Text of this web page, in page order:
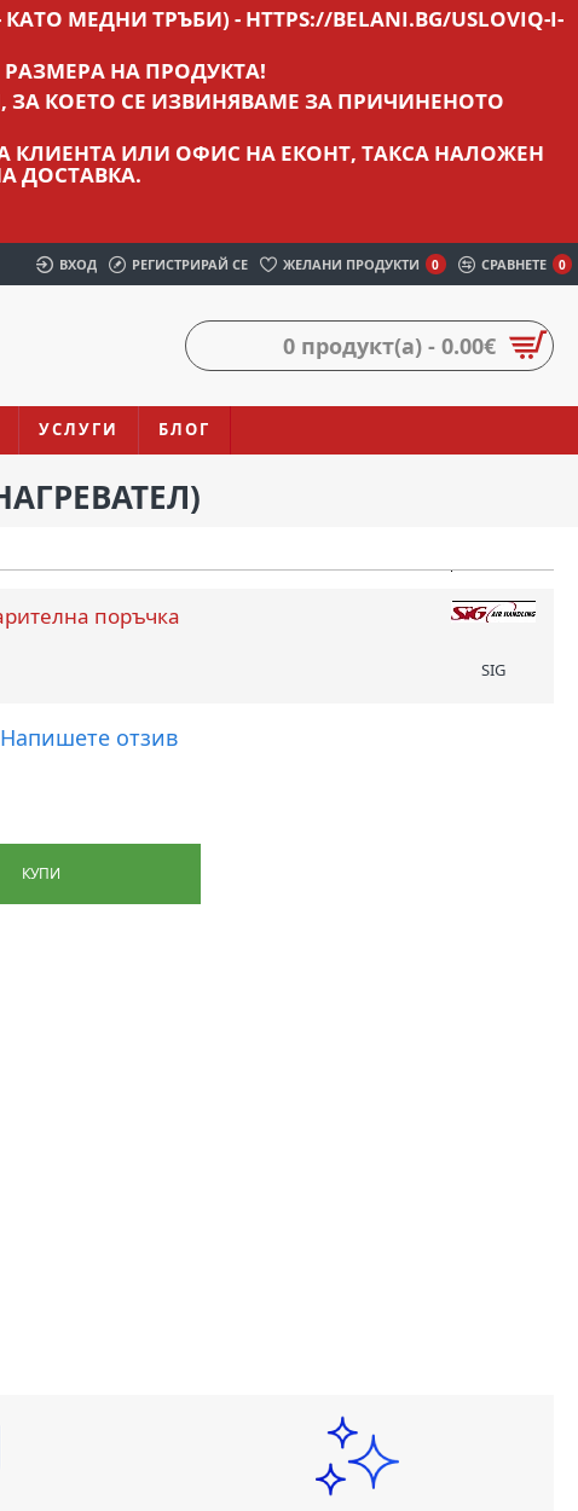
МЕДНИ ТРЪБИ) - HTTPS://BELANI.BG/USLOVIQ-I-
НА ПРОДУКТА!
КОЕТО СЕ ИЗВИНЯВАМЕ ЗА ПРИЧИНЕНОТО
КЛИЕНТА ИЛИ ОФИС НА ЕКОНТ, ТАКСА НАЛОЖЕН
ДОСТАВКА.
ВХОД РЕГИСТРИРАЙ СЕ ЖЕЛАНИ ПРОДУКТИ 0 СРАВНЕТЕ 0
0 продукт(а) - 0.00€
УСЛУГИ БЛОГ
поръчка
SIG
Напишете отзив
КУПИ